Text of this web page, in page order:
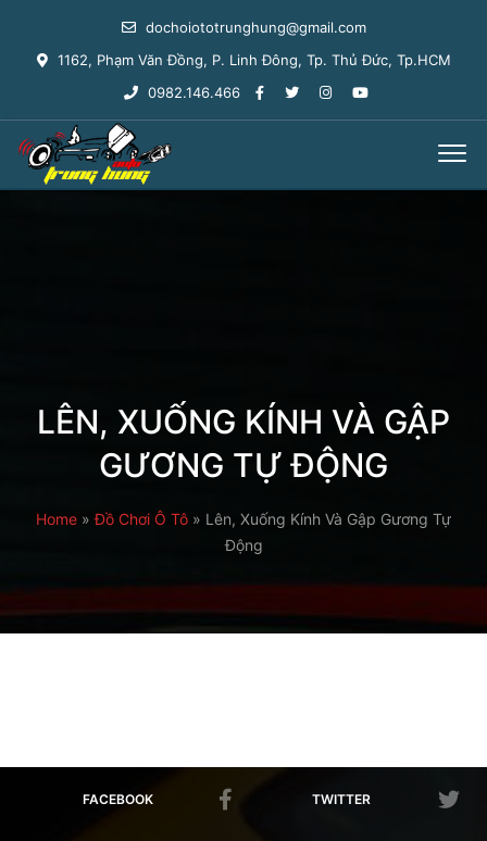
dochoiototrunghung@gmail.com
1162, Phạm Văn Đồng, P. Linh Đông, Tp. Thủ Đức, Tp.HCM
0982.146.466
LÊN, XUỐNG KÍNH VÀ GẬP
GƯƠNG TỰ ĐỘNG
Home »Đồ Chơi Ô Tô » Lên, Xuống Kính Và Gập Gương Tự
Động
FACEBOOK TWITTER